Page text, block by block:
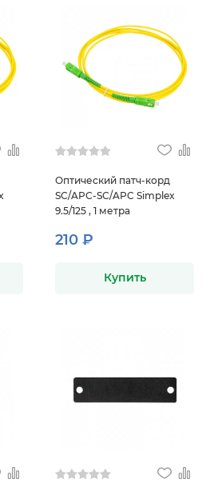
Оптический патч-корд
SC/APC-SC/APC Simplex
9.5/125 , 1 метра
210 ₽
Купить